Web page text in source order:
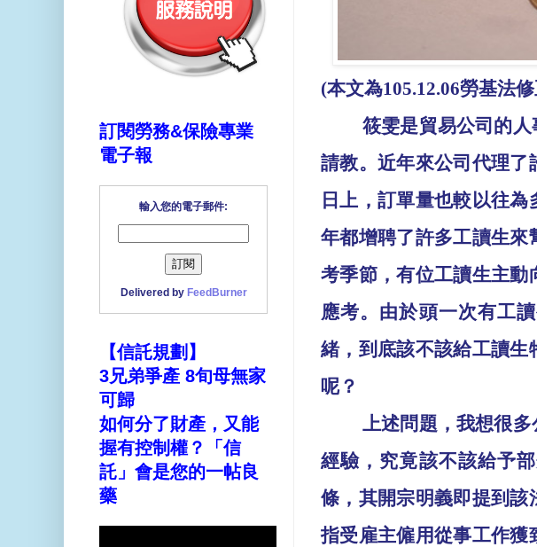
(本文為105.12.06勞基法
筱雯是貿易公司的
請教。近年來公司代理
日上，訂單量也較以往
年都增聘了許多工讀生來
考季節，有位工讀生主
應考。由於頭一次有工
緒，到底該不該給工讀
呢？
上述問題，我想很
經驗，究竟該不該給予
條，其開宗明義即提到
指受雇主僱用從事工作
訂閱勞務&保險專業
電子報
輸入您的電子郵件:
Delivered by FeedBurner
【信託規劃】
3兄弟爭產 8旬母無家
可歸
如何分了財產，又能
握有控制權？「信
託」會是您的一帖良
藥